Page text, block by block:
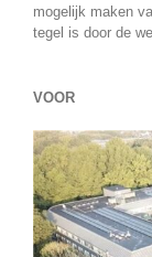
mogelijk maken
tegel is door de
VOOR